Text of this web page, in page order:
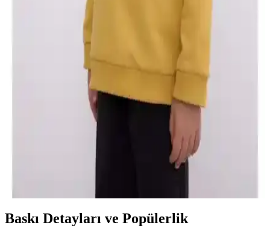
çocukların günlük aktivitelerine uygun. Yıkama sonrası tüylenme
sorunlarına dikkat edilerek uzun ömürlü kullanım sağlanabilir.
U.S. Polo Assn. Erkek Çocuk Sweatshirtleri
Karşılaştırması ve En İyi Seçenekler
İki popüler U.S. Polo Assn. erkek çocuk sweatshirt modelini detaylı
karşılaştırıyoruz. Rahatlık, dayanıklılık ve tasarım özellikleriyle en
uygun seçimi yapmanıza yardımcı oluyoruz.
DeFacto Erkek Bebek Bisiklet Yaka Sweatshirtleri
Karşılaştırması ve Özellikleri
İki farklı DeFacto erkek bebek bisiklet yaka sweatshirt modeli,
konfor ve şıklık açısından detaylı karşılaştırıldı. Yumuşak iç yapıları
Baskı Detayları ve Popülerlik